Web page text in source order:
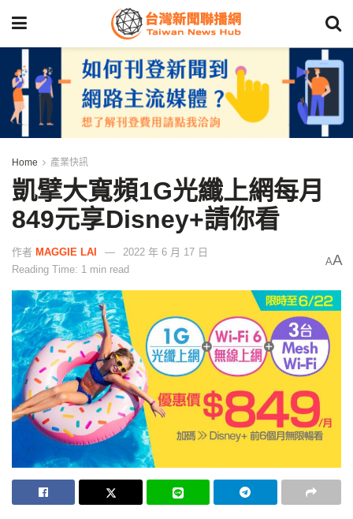
Home 產業快訊
凱擘大寬頻1G光纖上網每月
849元享Disney+請你看
作者 MAGGIE LAI
2022 年 6 月 17 日
Reading Time: 1 min read
AA